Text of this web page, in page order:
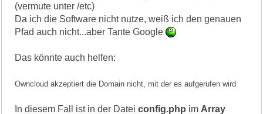
(vermute unter /etc)
Da ich die Software nicht nutze, weiß ich den genauen
Pfad auch nicht...aber Tante Google
Das könnte auch helfen:
Owncloud akzeptiert die Domain nicht, mit der es aufgerufen wird
In diesem Fall ist in der Dateiconfig.php im Array